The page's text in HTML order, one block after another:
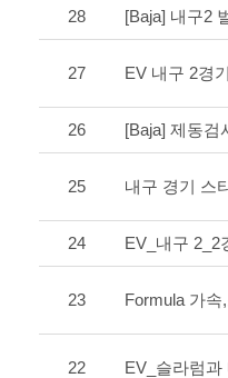
28 [Baja] 내구2
27 EV 내구 2경
26 [Baja] 제동검
25 내구 경기 스
24 EV_내구 2_2
23 Formula 가
22 EV_슬라럼과